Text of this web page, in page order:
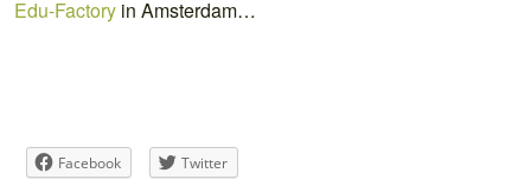
Edu-Factory in Amsterdam…
Facebook Twitter